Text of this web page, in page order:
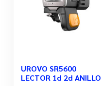
UROVO SR5600
LECTOR 1d 2d ANILLO